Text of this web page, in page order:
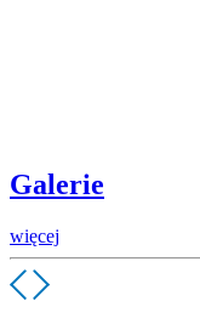
Galerie
więcej